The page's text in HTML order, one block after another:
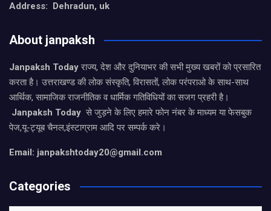
Address: Dehradun, uk
About janpaksh
Janpaksh Todayराज्य, देश और दुनियाभर की सभी मुख्य खबरों को प्रसारित
करता है। उत्तराखण्ड की लोक संस्कृति, विरासतों, लोक परंपराओ के साथ-साथ
आर्थिक, सामाजिक राजनीतिक व धार्मिक गतिविधियों का सजग प्रहरी है।
Janpaksh Today से जुड़ने के लिए हमारे फोन नंबर के माध्यम या फेसबुक
पेज,यू-ट्यूब चैनल,इंस्टाग्राम आदि पर सम्पर्क करे।
Email: janpakshtoday20@gmail.com
Categories